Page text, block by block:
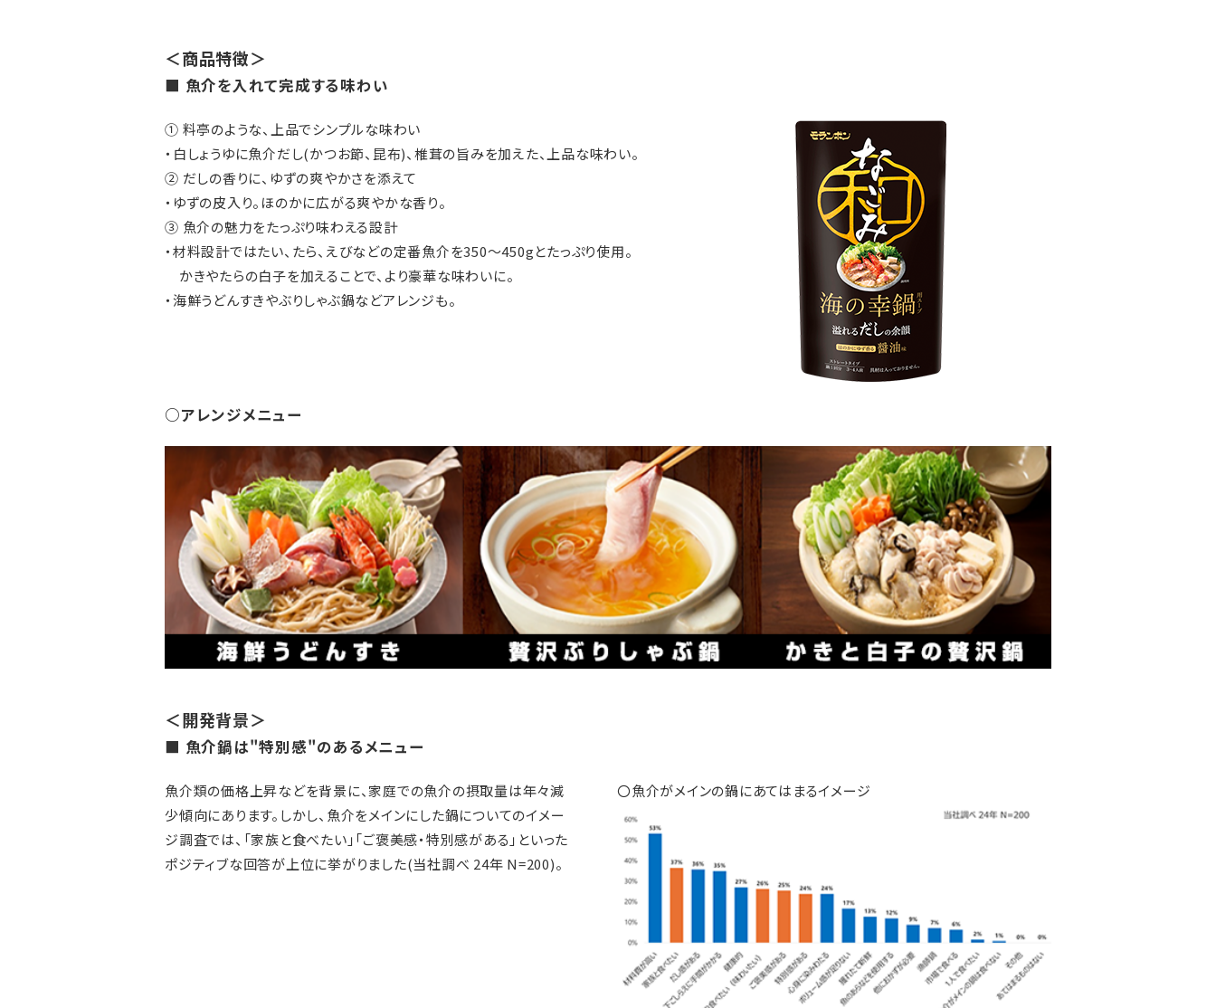
＜商品特徴＞
■ 魚介を入れて完成する味わい
① 料亭のような、上品でシンプルな味わい
・白しょうゆに魚介だし(かつお節、昆布)、椎茸の旨みを加えた、上品な味わい。
② だしの香りに、ゆずの爽やかさを添えて
・ゆずの皮入り。ほのかに広がる爽やかな香り。
③ 魚介の魅力をたっぷり味わえる設計
・材料設計ではたい、たら、えびなどの定番魚介を350～450gとたっぷり使用。
かきやたらの白子を加えることで、より豪華な味わいに。
・海鮮うどんすきやぶりしゃぶ鍋などアレンジも。
○アレンジメニュー
＜開発背景＞
■ 魚介鍋は"特別感"のあるメニュー
〇魚介がメインの鍋にあてはまるイメージ
魚介類の価格上昇などを背景に、家庭での魚介の摂取量は年々減
少傾向にあります。しかし、魚介をメインにした鍋についてのイメー
ジ調査では、「家族と食べたい」「ご褒美感・特別感がある」といった
ポジティブな回答が上位に挙がりました(当社調べ 24年 N=200)。